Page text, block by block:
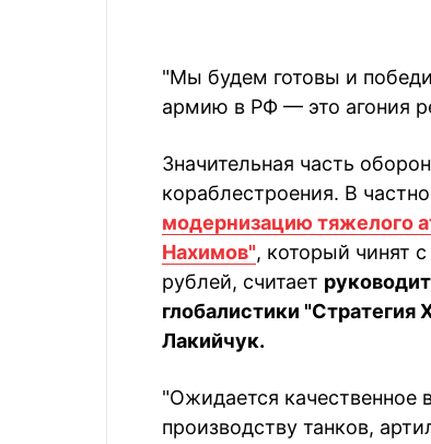
"Мы будем готовы и
армию в РФ — это агония
Значительная часть
кораблестроения. В
модернизацию тяжелого
Нахимов", который чинят
рублей, считает
глобалистики "Стратегия
Лакийчук.
"Ожидается качественное
производству танков,